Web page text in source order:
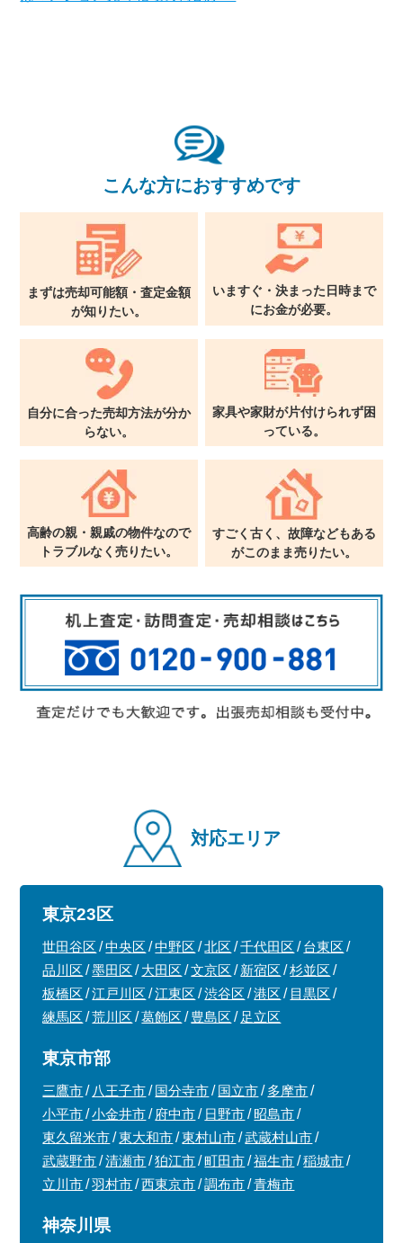
無料査定・売却相談
10時～18時/水曜日定休
東京本社 0120-900-881
関西支社 0120-711-018
こんな方におすすめです
まずは売却可能額・査定金額
が知りたい。
いますぐ・決まった日時まで
にお金が必要。
自分に合った売却方法が分か
らない。
家具や家財が片付けられず困
っている。
高齢の親・親戚の物件なので
トラブルなく売りたい。
すごく古く、故障などもある
がこのまま売りたい。
対応エリア
東京23区
世田谷区 中央区 中野区 北区 千代田区
台東区
品川区
墨田区 大田区 文京区 新宿区
杉並区
板橋区
江戸川区 江東区 渋谷区 港区
目黒区
練馬区
荒川区 葛飾区 豊島区 足立区
東京市部
三鷹市 八王子市 国分寺市 国立市
多摩市
小平市
小金井市 府中市 日野市
昭島市
東久留米市
東大和市 東村山市
武蔵村山市
武蔵野市
清瀬市 狛江市 町田市 福生市
稲城市
立川市
羽村市 西東京市 調布市 青梅市
神奈川県